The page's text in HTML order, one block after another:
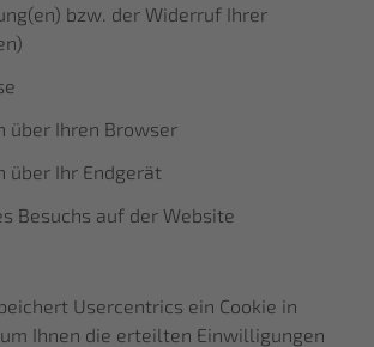
bzw. der Widerruf Ihrer
über Ihren Browser
über Ihr Endgerät
Besuchs auf der Website
Usercentrics ein Cookie in
Ihnen die erteilten Einwilligungen